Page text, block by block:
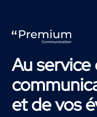
Au
et de vos